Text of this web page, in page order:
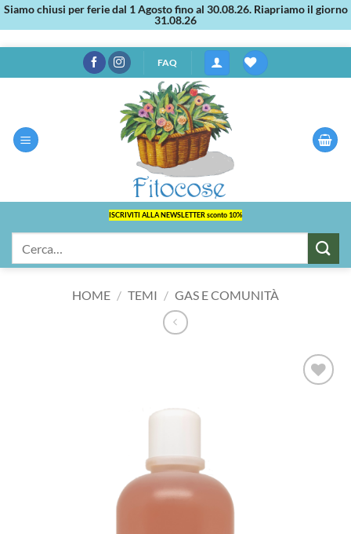
Siamo chiusi per ferie dal 1 Agosto fino al 30.08.26. Riapriamo il giorno
31.08.26
ai
FAQ
ISCRIVITI ALLA NEWSLETTER sconto 10%
HOME / TEMI / GAS E COMUNITÀ